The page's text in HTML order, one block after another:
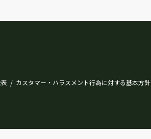
/ カスタマー・ハラスメント行為に対する基本方針